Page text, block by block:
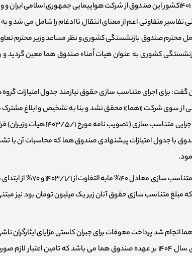
بازنشستگی طراحی و تاسیس شده است، به دلیل شرایط شرکت ایران ایر و براساس بند (ح) تبصره ۱۷ قانون بودجه سال ۱۴۰۱کشور این صندوق از شرکت هواپیمایی
متفاوتی اعم از معنای انتقال تا ادغام را شامل می شد و
و تدبیر مدیرعامل محترم صندوق بازنشستگی کشوری و نظر مساعد وزیر محترم
کشوری به عنوان هیات اُمناء صندوق هما معین گردید
از سوی شرکت «هما» محقق نشد و بنا به تشخیص و ابلاغ مشترک
اداری و استخدامی و سازمان برنامه و بودجه کشور؛ محاسبه و تصویب جداول امتیازی مشمول تبصره۱ ماده ۴
با جدول امتیازات پیشنهادی صندوق هما که محاسبات آن با
متناسب سازی حقوق آنان زیر یک میلیون تومان بود نیز
شد پرداخت معوقات برای جبران کاستی مزایای ایثارگران
سازی سال ۱۳۹۹ از محل منابع شرکت هما تا پایان سال ۱۴۰۳ تامین و پرداخت گردید و تامین پرداخت این مبالغ از ابتدای سال ۱۴۰۴ بر عهده صندوق هما می باشد